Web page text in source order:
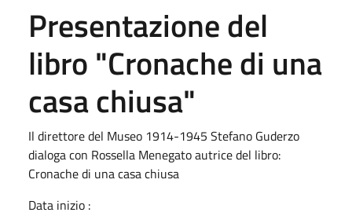
Presentazione del
libro "Cronache di una
casa chiusa"
Il direttore del Museo 1914-1945 Stefano Guderzo
dialoga con Rossella Menegato autrice del libro:
Cronache di una casa chiusa
Data inizio :